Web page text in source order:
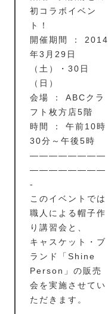
初コラボイベン
ト！
開催期間 ： 2014
年3月29日
（土）・30日
（日）
会場 ： ABCクラ
フト枚方店5階
時間 ： 午前10時
30分～午後5時
————————
————————
-
このイベントでは
職人による帽子作
り講習会と、
キャスケット・ブ
ランド「Shine
Person」の販売
会を実施させてい
ただきます。